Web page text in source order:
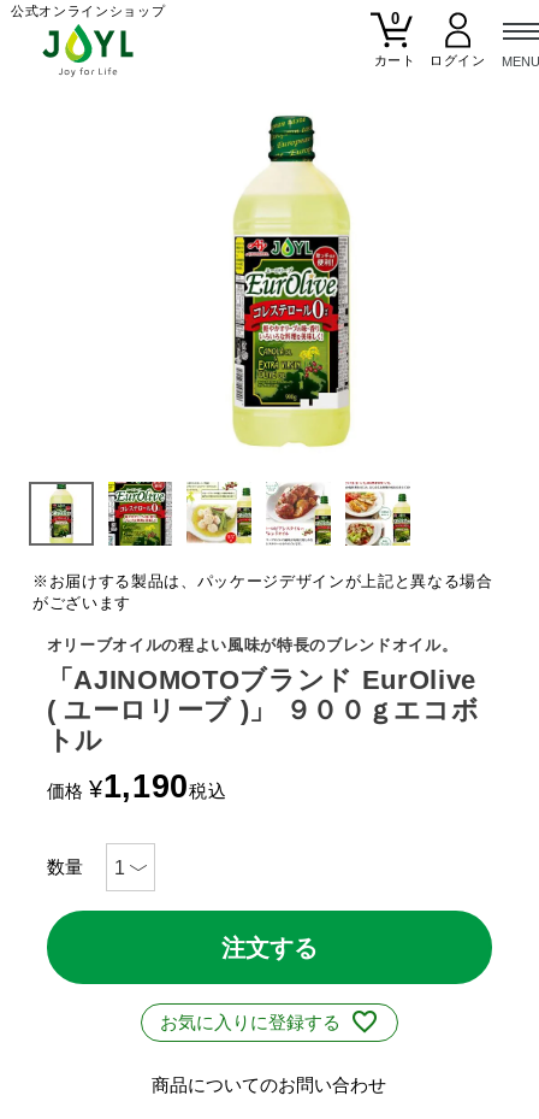
公式オンラインショップ
0
カート
※お届けする製品は、パッケージデザインが上記と異なる場合
がございます
オリーブオイルの程よい風味が特長のブレンドオイル。
「AJINOMOTOブランド EurOlive
( ユーロリーブ )」 ９００ｇエコボ
トル
価格 ¥1,190税込
注文する
お気に入りに登録する
商品についてのお問い合わせ